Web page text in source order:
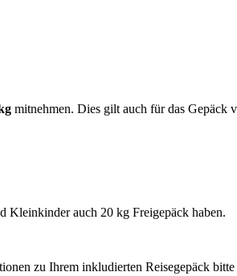
mitnehmen. Dies gilt auch für das Gepäck
Kleinkinder auch 20 kg Freigepäck haben.
zu Ihrem inkludierten Reisegepäck